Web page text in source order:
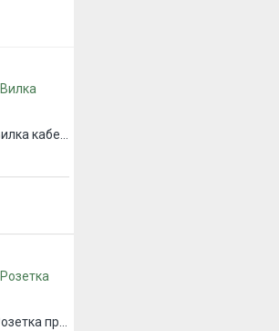
ШР32П10ЭГ1Н Вилка кабельная
ШР32П10ЭГ1Н Розетка приборная